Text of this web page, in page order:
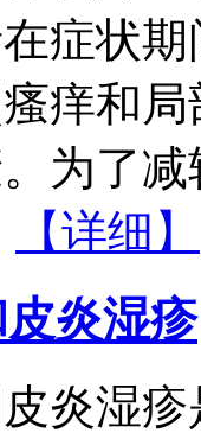
症状
痒和
为了
【详细】
炎湿疹
炎湿